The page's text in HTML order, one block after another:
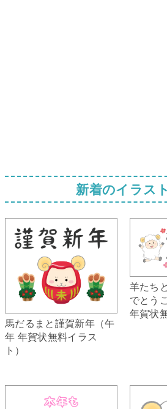
新着のイラスト
馬だるまと謹賀新年（午
年 年賀状無料イラス
ト）
羊たち
でとう
年賀状